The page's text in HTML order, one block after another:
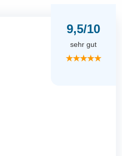
9,5/10
sehr gut
★★★★★